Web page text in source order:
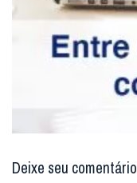
Deixe seu comentário